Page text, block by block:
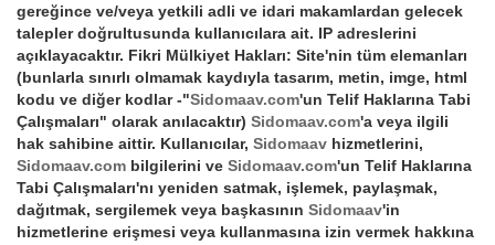
gereğince ve/veya yetkili adli ve idari makamlardan gelecek
talepler doğrultusunda kullanıcılara ait. IP adreslerini
açıklayacaktır. Fikri Mülkiyet Hakları: Site'nin tüm elemanları
(bunlarla sınırlı olmamak kaydıyla tasarım, metin, imge, html
kodu ve diğer kodlar -"Sidomaav.com'un Telif Haklarına Tabi
Çalışmaları" olarak anılacaktır) Sidomaav.com'a veya ilgili
hak sahibine aittir. Kullanıcılar, Sidomaav hizmetlerini,
Sidomaav.com bilgilerini ve Sidomaav.com'un Telif Haklarına
Tabi Çalışmaları'nı yeniden satmak, işlemek, paylaşmak,
dağıtmak, sergilemek veya başkasının Sidomaav'in
hizmetlerine erişmesi veya kullanmasına izin vermek hakkına